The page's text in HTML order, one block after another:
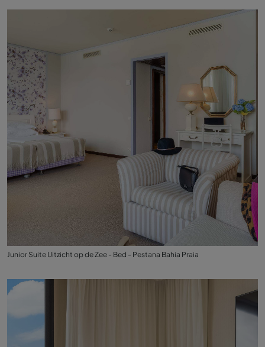
Junior Suite Uitzicht op de Zee - Bed - Pestana Bahia Praia